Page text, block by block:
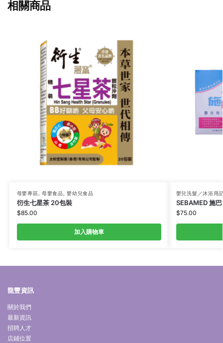
相關商品
母嬰專區, 母嬰食品,嬰幼兒食品
衍生七星茶 20包裝
$85.00
加入購物車
嬰兒洗髮／沐浴用
SEBAMED 施
$75.00
龍豐資訊
關於我們
最新資訊
招聘人才
店鋪位置